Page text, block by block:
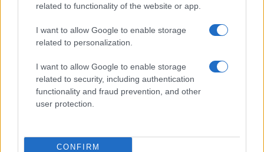
related to functionality of the website or app.
I want to allow Google to enable storage
related to personalization.
I want to allow Google to enable storage
related to security, including authentication
functionality and fraud prevention, and other
user protection.
CONFIRM
a Bekecs Zenekar, de lesz Jazz koncert és Székely bál is.
Mindezek mellett részt vehetünk az
Ízek, emberek,
szokásokcímű tárlat május 11-ei megnyitóján, megnézhetjük
meghallgathatjuk Soós Zoltán
A magyar szecesszió
remekműveicímű előadást is.